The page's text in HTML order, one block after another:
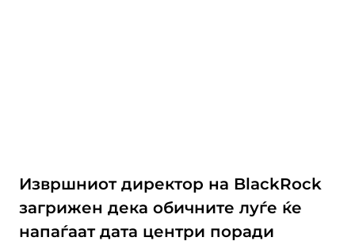
Извршниот директор на BlackRock
загрижен дека обичните луѓе ќе
напаѓаат дата центри поради